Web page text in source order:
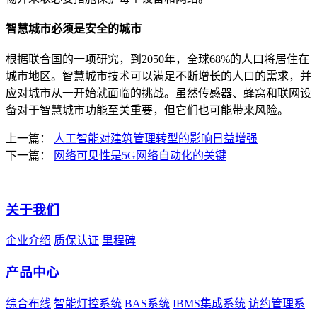
智慧城市必须是安全的城市
根据联合国的一项研究，到2050年，全球68%的人口将居住在
城市地区。智慧城市技术可以满足不断增长的人口的需求，并
应对城市从一开始就面临的挑战。虽然传感器、蜂窝和联网设
备对于智慧城市功能至关重要，但它们也可能带来风险。
上一篇：
人工智能对建筑管理转型的影响日益增强
下一篇：
网络可见性是5G网络自动化的关键
关于我们
企业介绍 质保认证 里程碑
产品中心
综合布线 智能灯控系统 BAS系统 IBMS集成系统 访约管理系